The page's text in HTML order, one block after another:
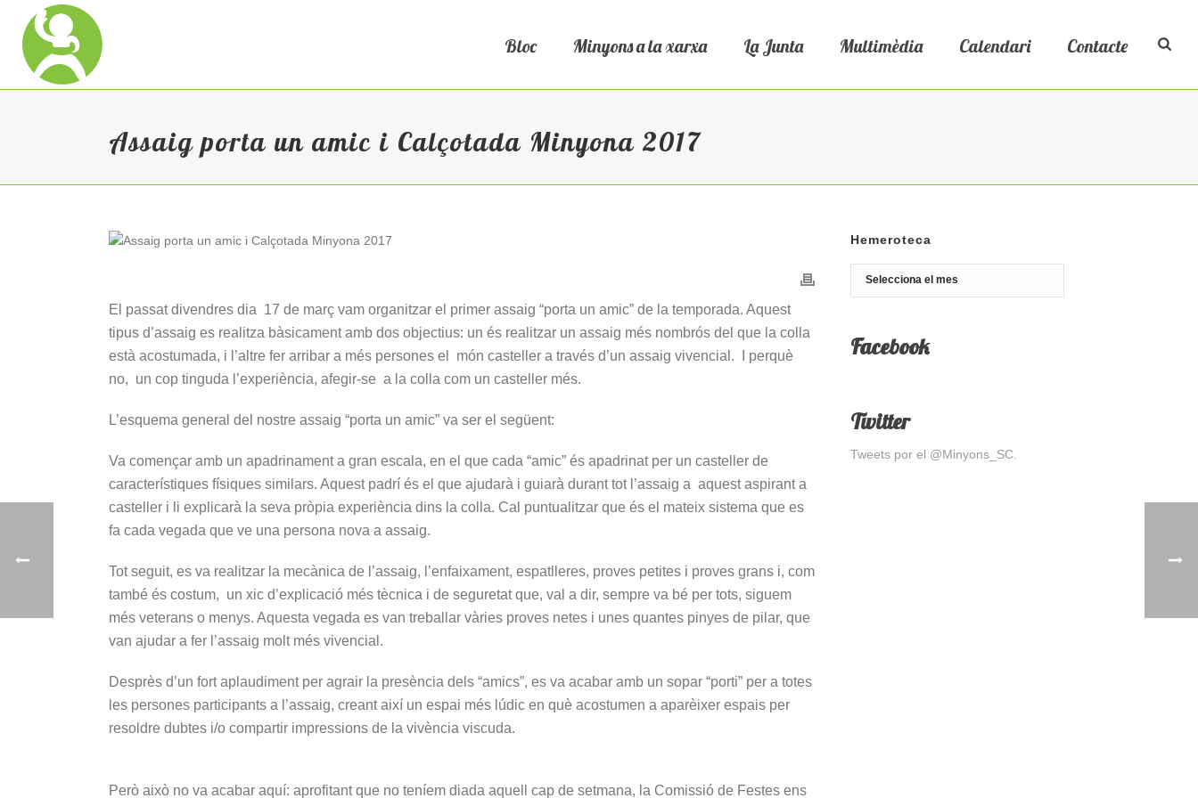
Bloc Minyons a la xarxa La Junta Multimèdia Calendari Contacte
Assaig porta un amic i Calçotada Minyona 2017
El passat divendres dia 17 de març vam organitzar el primer assaig “porta un amic” de la temporada. Aquest
tipus d’assaig es realitza bàsicament amb dos objectius: un és realitzar un assaig més nombrós del que la colla
està acostumada, i l’altre fer arribar a més persones el món casteller a través d’un assaig vivencial. I perquè
no, un cop tinguda l’experiència, afegir-se a la colla com un casteller més.
L’esquema general del nostre assaig “porta un amic” va ser el següent:
Va començar amb un apadrinament a gran escala, en el que cada “amic” és apadrinat per un casteller de
característiques físiques similars. Aquest padrí és el que ajudarà i guiarà durant tot l’assaig a aquest aspirant a
casteller i li explicarà la seva pròpia experiència dins la colla. Cal puntualitzar que és el mateix sistema que es
fa cada vegada que ve una persona nova a assaig.
Tot seguit, es va realitzar la mecànica de l’assaig, l’enfaixament, espatlleres, proves petites i proves grans i, com
també és costum, un xic d’explicació més tècnica i de seguretat que, val a dir, sempre va bé per tots, siguem
més veterans o menys. Aquesta vegada es van treballar vàries proves netes i unes quantes pinyes de pilar, que
van ajudar a fer l’assaig molt més vivencial.
Desprès d’un fort aplaudiment per agrair la presència dels “amics”, es va acabar amb un sopar “porti” per a totes
les persones participants a l’assaig, creant així un espai més lúdic en què acostumen a aparèixer espais per
resoldre dubtes i/o compartir impressions de la vivència viscuda.
Però això no va acabar aquí: aprofitant que no teníem diada aquell cap de setmana, la Comissió de Festes ens
Hemeroteca
Hemeroteca
Facebook
Twitter
Tweets por el @Minyons_SC.